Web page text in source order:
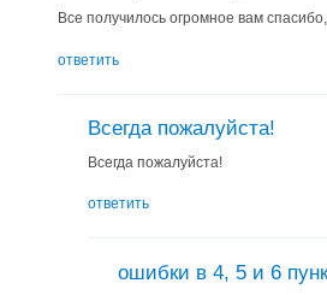
Все получилось огромное вам
ответить
Всегда пожалуйста!
Всегда пожалуйста!
ответить
ошибки в 4, 5 и 6